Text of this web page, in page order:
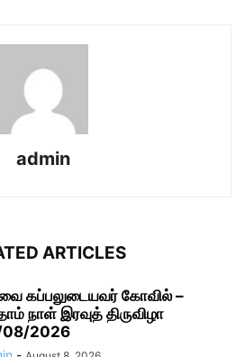
admin
ARTICLES
கப்பலுடையவர் கோவில் –
நாள் இரவுத் திருவிழா
2026